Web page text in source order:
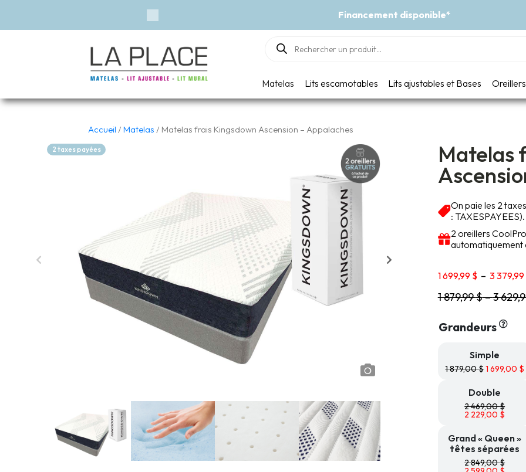
Previous
Products
search
Matelas Lits escamotables Lits ajustables et Bases Oreillers
Accueil / Matelas / Matelas frais Kingsdown Ascension – Appalaches
2 taxes payées Matelas
On paie les 2
: TAXESPAYEES).
2 oreillers
automatiquement
1 699,99 $ – 3 379,99
1 879,99$–3
Grandeurs
Simple
1 879,00$1 699,00 $
Double
2 469,00$
2 229,00 $
Grand « Queen »
têtes séparées
2 849,00$